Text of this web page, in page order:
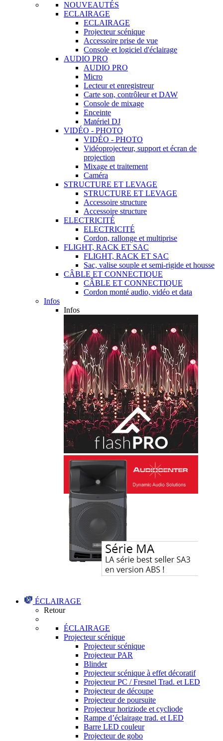
NOUVEAUTÉS
ECLAIRAGE
ECLAIRAGE
Projecteur scénique
Accessoire prise de vue
Console et logiciel d'éclairage
AUDIO PRO
AUDIO PRO
Micro
Lecteur et enregistreur
Carte son, contrôleur et DAW
Console de mixage
Enceinte
Matériel DJ
VIDÉO - PHOTO
VIDÉO - PHOTO
Vidéoprojecteur, support et écran de
projection
Mixage et traitement
Caméra
STRUCTURE ET LEVAGE
STRUCTURE ET LEVAGE
Accessoire structure
Accessoire structure
ELECTRICITÉ
ELECTRICITÉ
Cordon, rallonge et multiprise
FLIGHT, RACK ET SAC
FLIGHT, RACK ET SAC
Sac, valise souple et semi-rigide et housse
CÂBLE ET CONNECTIQUE
CÂBLE ET CONNECTIQUE
Cordon monté audio, vidéo et data
Infos
Infos
ÉCLAIRAGE
Retour
ÉCLAIRAGE
Projecteur scénique
Projecteur scénique
Projecteur PAR
Blinder
Projecteur scénique à effet décoratif
Projecteur PC / Fresnel Trad. et LED
Projecteur de découpe
Projecteur de poursuite
Projecteur horiziode et cycliode
Rampe d’éclairage trad. et LED
Barre LED couleur
Projecteur de gobo